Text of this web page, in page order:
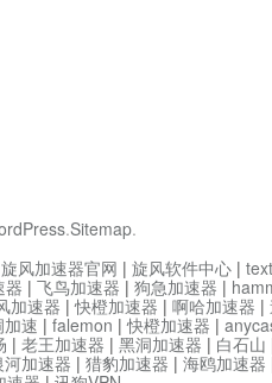
.Sitemap.
旋风加速器官网 | 旋风软件中心 |
器 | 飞鸟加速器 | 狗急加速器 |
加速器 |快橙加速器 | 啊哈加速器 |
速 | falemon |快橙加速器 |
| 老王加速器 | 黑洞加速器 | 白石山
河加速器 | 猎豹加速器 | 海鸥加速器